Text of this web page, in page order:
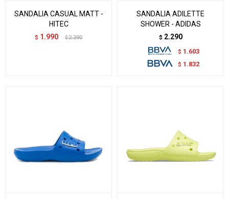
SANDALIA CASUAL MATT -
HITEC
$ 1.990 $ 2.390
SANDALIA ADILETTE
SHOWER - ADIDAS
$ 2.290
$ 1.603
$ 1.832